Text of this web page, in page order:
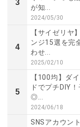
3
が知...
2024/05/30
4
【サイゼリヤ
ンジ15選を完
わせ...
2025/02/10
5
【100均】ダ
ドでプチDIY
◎...
2024/06/18
SNSアカウン